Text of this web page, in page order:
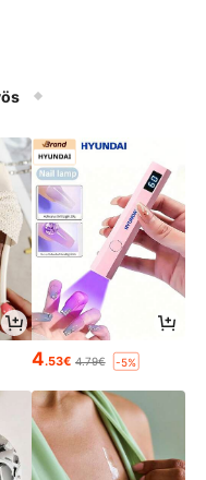
4.53€ 4.79€ -5%